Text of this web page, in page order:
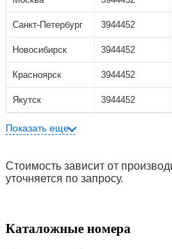
Санкт-Петербург 3944452
Новосибирск 3944452
Красноярск 3944452
Якутск 3944452
Показать еще
Стоимость зависит от
уточняется по запросу.
Каталожные номера